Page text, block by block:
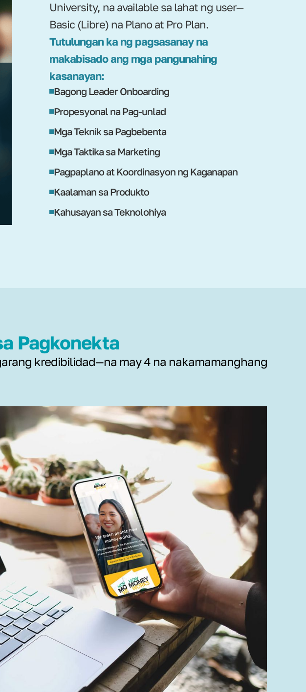
University, na available sa lahat ng user—
Basic (Libre) na Plano at Pro Plan.
Tutulungan ka ng pagsasanay na
makabisado ang mga pangunahing
kasanayan:
Bagong Leader Onboarding
Propesyonal na Pag-unlad
Mga Teknik sa Pagbebenta
Mga Taktika sa Marketing
Pagpaplano at Koordinasyon ng Kaganapan
Kaalaman sa Produkto
Kahusayan sa Teknolohiya
Pagkonekta
kredibilidad—na may 4 na nakamamanghang